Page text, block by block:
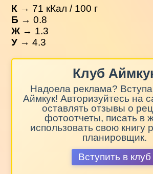
К → 71 кКал / 100 г
Б → 0.8
Ж → 1.3
У → 4.3
Клуб
Надоела реклама?
Аймкук! Авторизуйтесь на
оставлять отзывы о
фотоотчеты, писать в
использовать свою книгу
планировщик.
Вступить в клуб